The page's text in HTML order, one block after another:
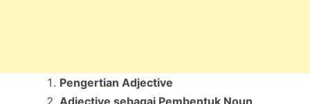
Pengertian Adjective
Adjective sebagai Pembentuk Noun